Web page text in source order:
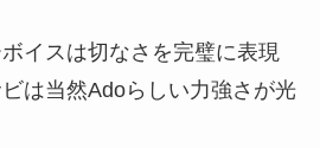
イスは切なさを完璧に表現
は当然Adoらしい力強さが光